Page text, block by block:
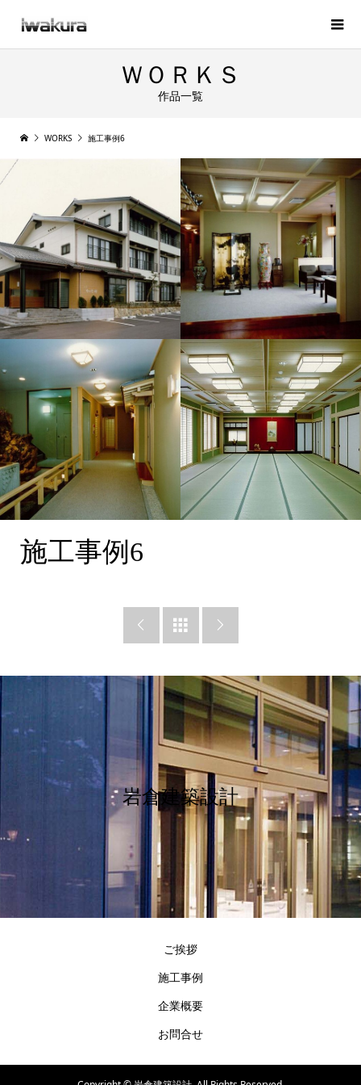
ＷＯＲＫＳ
作品一覧
WORKS 施工事例6
施工事例6
  
岩倉建築設計
ご挨拶
施工事例
企業概要
お問合せ